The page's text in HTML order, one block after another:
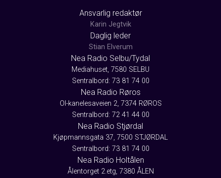
Ansvarlig redaktør
Karin Jegtvik
Daglig leder
Stian Elverum
Nea Radio Selbu/Tydal
Mediahuset, 7580 SELBU
Sentralbord: 73 81 74 00
Nea Radio Røros
Ol-kanelesaveien 2, 7374 RØROS
Sentralbord: 72 41 44 00
Nea Radio Stjørdal
Kjøpmannsgata 37, 7500 STJØRDAL
Sentralbord: 73 81 74 00
Nea Radio Holtålen
Ålentorget 2.etg, 7380 ÅLEN